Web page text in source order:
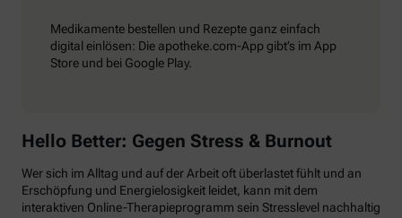
Medikamente bestellen und Rezepte ganz einfach
digital einlösen: Die apotheke.com-App gibt’s im App
Store und bei Google Play.
Hello Better: Gegen Stress & Burnout
Wer sich im Alltag und auf der Arbeit oft überlastet fühlt und an
Erschöpfung und Energielosigkeit leidet, kann mit dem
interaktiven Online-Therapieprogramm sein Stresslevel nachhaltig